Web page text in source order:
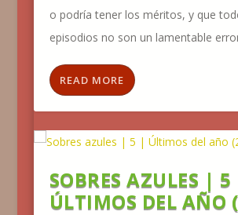
o podría tener los méritos, y que
episodios no son un lamentable
READ MORE
SOBRES AZULES | 5
ÚLTIMOS DEL AÑO